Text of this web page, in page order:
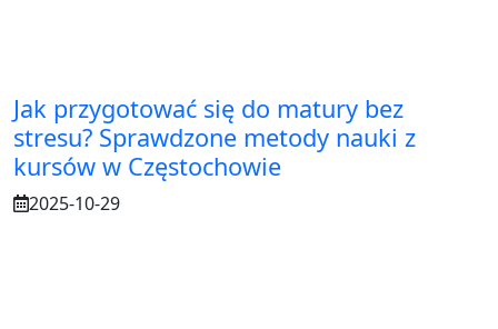
Jak przygotować się do matury bez
stresu? Sprawdzone metody nauki z
kursów w Częstochowie
2025-10-29